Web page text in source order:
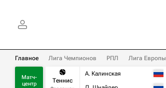
Главное Лига Чемпионов РПЛ Лига Европы
Матч-
центр
Теннис
А. Калинская